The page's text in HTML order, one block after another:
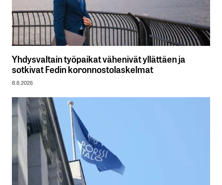
Yhdysvaltain työpaikat vähenivät yllättäen ja
sotkivat Fedin koronnostolaskelmat
8.8.2026